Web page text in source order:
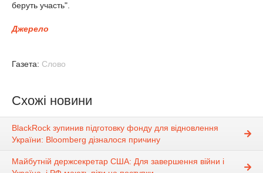
беруть участь".
Джерело
Газета: Слово
Схожі новини
BlackRock зупинив підготовку фонду для відновлення
України: Bloomberg дізналося причину
Майбутній держсекретар США: Для завершення війни і